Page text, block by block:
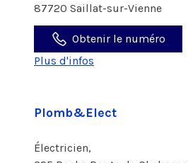
87720 Saillat-sur-Vienne
Obtenir le numéro
Plus d'infos
Plomb&Elect
Électricien,